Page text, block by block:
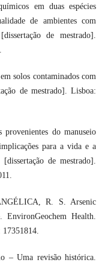
em duas espécies
de ambientes com
de mestrado].
solos contaminados com
de mestrado]. Lisboa:
do manuseio
para a vida e a
de mestrado].
R. S. Arsenic
Health.
– Uma revisão histórica.